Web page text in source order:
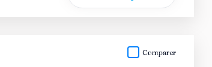
Comparer